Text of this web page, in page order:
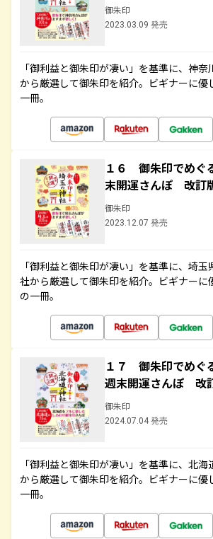
御朱印
2023.03.09 発売
「御利益と御朱印が凄い」を基準に、神
から厳選して御朱印を紹介。ビギナーに優
一冊。
１６ 御朱印でめ
末開運さんぽ 改訂
御朱印
2023.12.07 発売
「御利益と御朱印が凄い」を基準に、埼
社から厳選して御朱印を紹介。ビギナーに
の一冊。
１７ 御朱印でめぐ
週末開運さんぽ 改
御朱印
2024.07.04 発売
「御利益と御朱印が凄い」を基準に、北
から厳選して御朱印を紹介。ビギナーに優
一冊。